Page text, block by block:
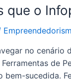
que o
no cenário
de
bem-sucedida.